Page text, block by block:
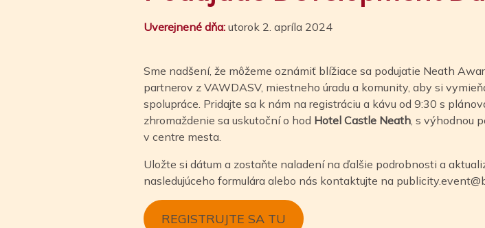
Uverejnené dňa: utorok 2. apríla 2024
Sme nadšení, že môžeme oznámiť blížiace sa podujatie Neath
partnerov z VAWDASV, miestneho úradu a komunity, aby si
spolupráce. Pridajte sa k nám na registráciu a kávu od 9:30 s
zhromaždenie sa uskutoční o hod Hotel Castle Neath, s výhodnou
v centre mesta.
Uložte si dátum a zostaňte naladení na ďalšie podrobnosti a
nasledujúceho formulára alebo nás kontaktujte na
REGISTRUJTE SA TU